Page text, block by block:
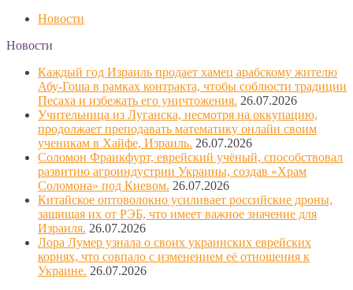
Новости
Новости
Каждый год Израиль продает хамец арабскому жителю
Абу-Гоша в рамках контракта, чтобы соблюсти традиции
Песаха и избежать его уничтожения. 26.07.2026
Учительница из Луганска, несмотря на оккупацию,
продолжает преподавать математику онлайн своим
ученикам в Хайфе, Израиль. 26.07.2026
Соломон Франкфурт, еврейский учёный, способствовал
развитию агроиндустрии Украины, создав «Храм
Соломона» под Киевом. 26.07.2026
Китайское оптоволокно усиливает российские дроны,
защищая их от РЭБ, что имеет важное значение для
Израиля. 26.07.2026
Лора Лумер узнала о своих украинских еврейских
корнях, что совпало с изменением её отношения к
Украине. 26.07.2026